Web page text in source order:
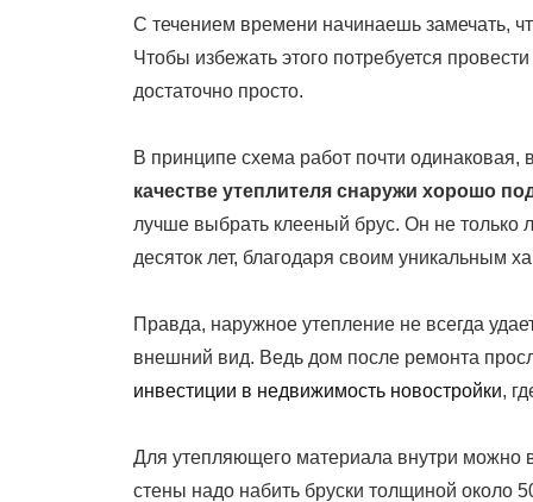
С течением времени начинаешь замечать,
Чтобы избежать этого потребуется
достаточно просто.
В принципе схема работ почти
качестве утеплителя снаружи хорошо
лучше выбрать клееный брус. Он не только
десяток лет, благодаря своим уникальным
Правда, наружное утепление не всегда
внешний вид. Ведь дом после ремонта
инвестиции в недвижимость новостройки,
Для утепляющего материала внутри можно
стены надо набить бруски толщиной